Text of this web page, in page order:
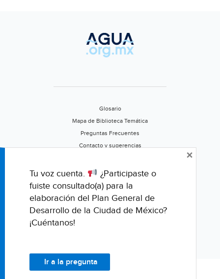
Glosario
Mapa de Biblioteca Temática
Preguntas Frecuentes
Contacto y sugerencias
Califica este portal
Tu voz cuenta.
¿Participaste o
fuiste consultado(a) para la
elaboración del Plan General de
Desarrollo de la Ciudad de México?
¡Cuéntanos!
Ir a la pregunta
×